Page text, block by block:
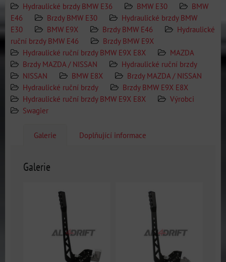
Hydraulické brzdy BMW E36
BMW E30
BMW
E46
Brzdy BMW E30
Hydraulické brzdy BMW
E30
BMW E9X Brzdy BMW E46
Hydraulické
ruční brzdy BMW E46
Brzdy BMW E9X
Hydraulické ruční brzdy BMW E9X E8X
MAZDA
Brzdy MAZDA / NISSAN
Hydraulické ruční brzdy
NISSAN
BMW E8X
Brzdy MAZDA / NISSAN
Hydraulické ruční brzdy
Brzdy BMW E9X E8X
Hydraulické ruční brzdy BMW E9X E8X
Výrobci
Swagier
Galerie Doplňující informace
Galerie